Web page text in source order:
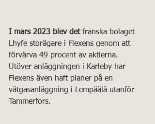
I mars 2023 blev det franska bolaget
Lhyfe storägare i Flexens genom att
förvärva 49 procent av aktierna.
Utöver anläggningen i Karleby har
Flexens även haft planer på en
vätgasanläggning i Lempäälä utanför
Tammerfors.